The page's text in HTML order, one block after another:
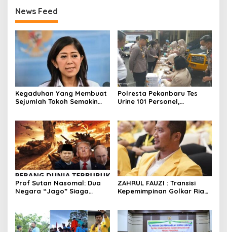
News Feed
Kegaduhan Yang Membuat
Sejumlah Tokoh Semakin
Polresta Pekanbaru Tes
Urine 101 Personel,
Prof Sutan Nasomal: Dua
Negara “Jago” Siaga
ZAHRUL FAUZI : Transisi
Kepemimpinan Golkar Riau